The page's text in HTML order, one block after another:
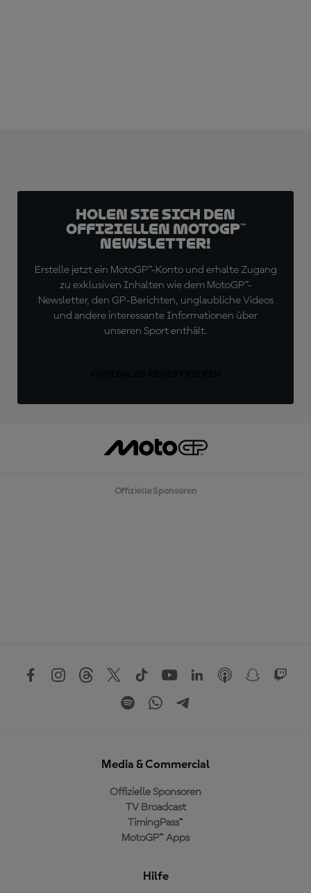
Holen Sie sich den
offiziellen MotoGP™
Newsletter!
Erstelle jetzt ein MotoGP™-Konto und erhalte Zugang
zu exklusiven Inhalten wie dem MotoGP™-
Newsletter, den GP-Berichten, unglaubliche Videos
und andere interessante Informationen über
unseren Sport enthält.
Offizielle Sponsoren
Media & Commercial
Offizielle Sponsoren
TV Broadcast
TimingPass™
MotoGP™ Apps
Hilfe